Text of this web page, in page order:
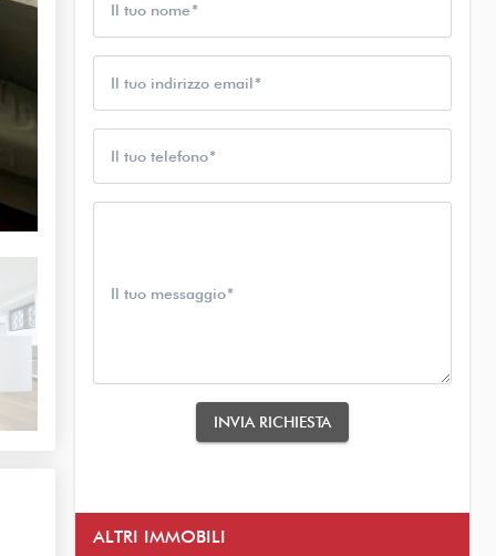
Il tuo nome
Il tuo indirizzo email
Il tuo telefono
Il tuo messaggio
INVIA RICHIESTA
ALTRI IMMOBILI